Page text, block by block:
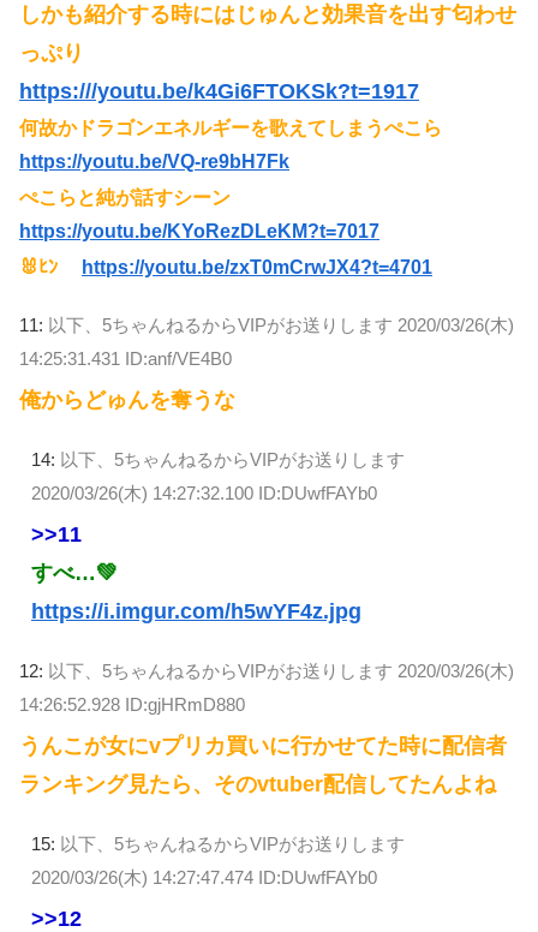
しかも紹介する時にはじゅんと効果音を出す匂わせ
っぷり
https:///youtu.be/k4Gi6FTOKSk?t=1917
何故かドラゴンエネルギーを歌えてしまうぺこら
https://youtu.be/VQ-re9bH7Fk
ぺこらと純が話すシーン
https://youtu.be/KYoRezDLeKM?t=7017
🐰ﾋﾝ
https://youtu.be/zxT0mCrwJX4?t=4701
11: 以下、5ちゃんねるからVIPがお送りします 2020/03/26(木)
14:25:31.431 ID:anf/VE4B0
俺からどゅんを奪うな
14: 以下、5ちゃんねるからVIPがお送りします
2020/03/26(木) 14:27:32.100 ID:DUwfFAYb0
>>11
すべ…💚
https://i.imgur.com/h5wYF4z.jpg
12: 以下、5ちゃんねるからVIPがお送りします 2020/03/26(木)
14:26:52.928 ID:gjHRmD880
うんこが女にvプリカ買いに行かせてた時に配信者
ランキング見たら、そのvtuber配信してたんよね
15: 以下、5ちゃんねるからVIPがお送りします
2020/03/26(木) 14:27:47.474 ID:DUwfFAYb0
>>12